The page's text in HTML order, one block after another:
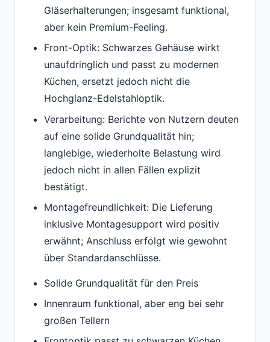
Gläserhalterungen; insgesamt funktional,
aber kein Premium-Feeling.
Front-Optik: Schwarzes Gehäuse wirkt
unaufdringlich und passt zu modernen
Küchen, ersetzt jedoch nicht die
Hochglanz-Edelstahloptik.
Verarbeitung: Berichte von Nutzern deuten
auf eine solide Grundqualität hin;
langlebige, wiederholte Belastung wird
jedoch nicht in allen Fällen explizit
bestätigt.
Montagefreundlichkeit: Die Lieferung
inklusive Montagesupport wird positiv
erwähnt; Anschluss erfolgt wie gewohnt
über Standardanschlüsse.
Solide Grundqualität für den Preis
Innenraum funktional, aber eng bei sehr
großen Tellern